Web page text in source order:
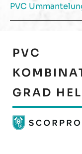
PVC
PVC
GRAD